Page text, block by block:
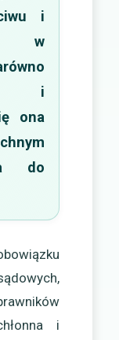
i
w
i
ona
do
i